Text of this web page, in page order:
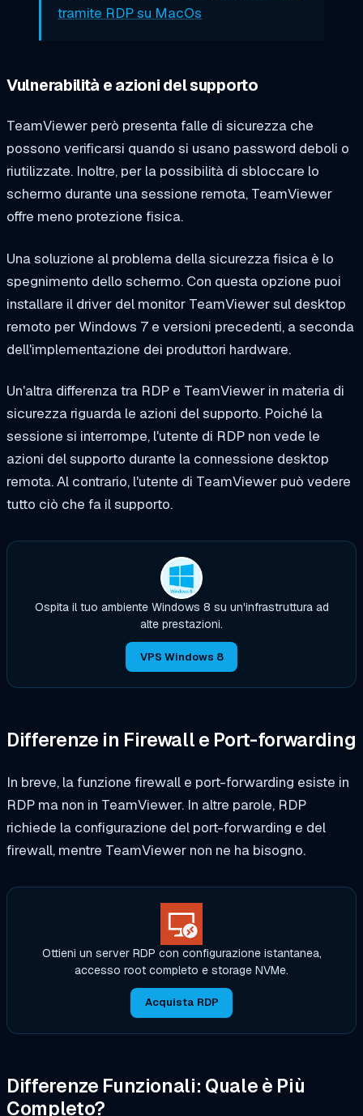
tramite RDP su MacOs
Vulnerabilità e azioni del supporto
TeamViewer però presenta falle di sicurezza che
possono verificarsi quando si usano password deboli o
riutilizzate. Inoltre, per la possibilità di sbloccare lo
schermo durante una sessione remota, TeamViewer
offre meno protezione fisica.
Una soluzione al problema della sicurezza fisica è lo
spegnimento dello schermo. Con questa opzione puoi
installare il driver del monitor TeamViewer sul desktop
remoto per Windows 7 e versioni precedenti, a seconda
dell'implementazione dei produttori hardware.
Un'altra differenza tra RDP e TeamViewer in materia di
sicurezza riguarda le azioni del supporto. Poiché la
sessione si interrompe, l'utente di RDP non vede le
azioni del supporto durante la connessione desktop
remota. Al contrario, l'utente di TeamViewer può vedere
tutto ciò che fa il supporto.
Ospita il tuo ambiente Windows 8 su un'infrastruttura ad
alte prestazioni.
VPS Windows 8
Differenze in Firewall e Port-forwarding
In breve, la funzione firewall e port-forwarding esiste in
RDP ma non in TeamViewer. In altre parole, RDP
richiede la configurazione del port-forwarding e del
firewall, mentre TeamViewer non ne ha bisogno.
Ottieni un server RDP con configurazione istantanea,
accesso root completo e storage NVMe.
Acquista RDP
Differenze Funzionali: Quale è Più
Completo?